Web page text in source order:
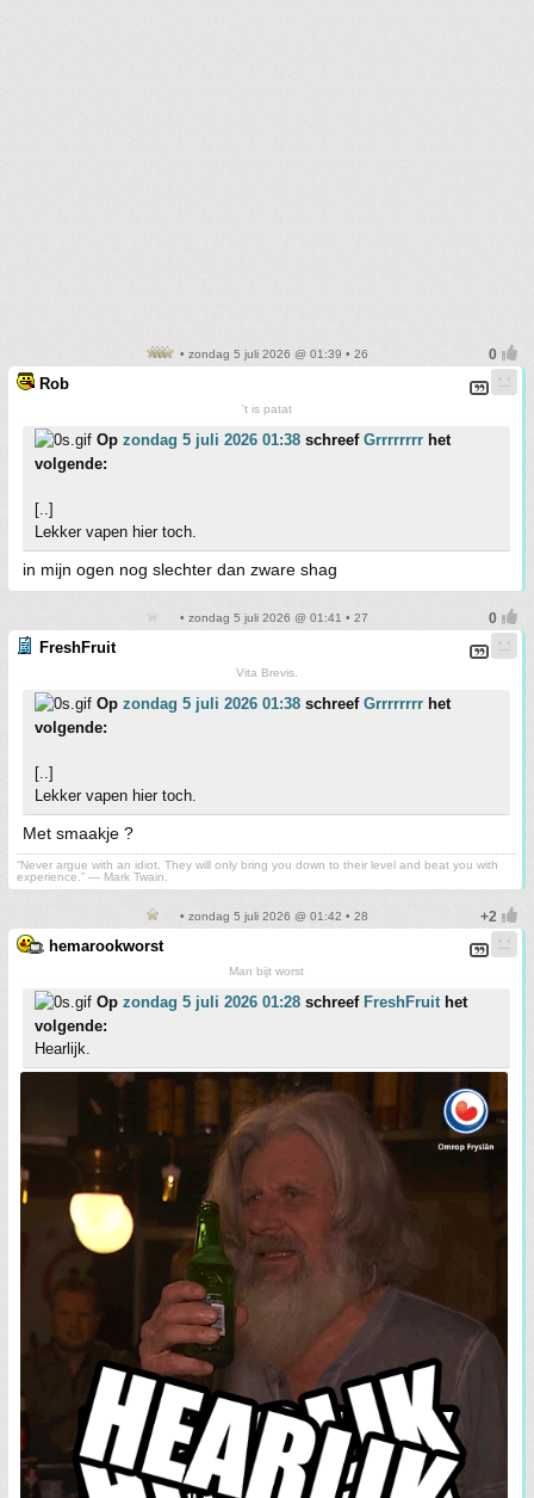
• zondag 5 juli 2026 @ 01:39 • 26
Rob
't is patat
Op zondag 5 juli 2026 01:38 schreef Grrrrrrrr het
volgende:
[..]
Lekker vapen hier toch.
in mijn ogen nog slechter dan zware shag
• zondag 5 juli 2026 @ 01:41 • 27
FreshFruit
Vita Brevis.
Op zondag 5 juli 2026 01:38 schreef Grrrrrrrr het
volgende:
[..]
Lekker vapen hier toch.
Met smaakje ?
“Never argue with an idiot. They will only bring you down to their level and beat you with
experience.” ― Mark Twain.
• zondag 5 juli 2026 @ 01:42 • 28
hemarookworst
Man bijt worst
Op zondag 5 juli 2026 01:28 schreef FreshFruithet
volgende:
Hearlijk.